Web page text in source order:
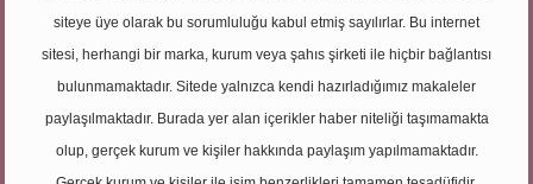
siteye üye olarak bu sorumluluğu kabul etmiş sayılırlar. Bu internet
sitesi, herhangi bir marka, kurum veya şahıs şirketi ile hiçbir bağlantısı
bulunmamaktadır. Sitede yalnızca kendi hazırladığımız makaleler
paylaşılmaktadır. Burada yer alan içerikler haber niteliği taşımamakta
olup, gerçek kurum ve kişiler hakkında paylaşım yapılmamaktadır.